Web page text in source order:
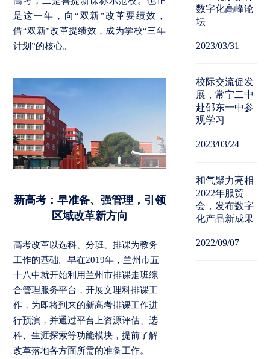
是这一年，向“双新”改革要绩效，
借“双新”改革提绩效，成为学校“三年
计划”的核心。
新高考：早准备、强管理，引领
区域改革新方向
高考改革以选科、分班、排课为教务
工作的基础。早在2019年，兰州市五
十八中就开始利用兰州市排课走班综
合管理服务平台，开展文理科排课工
作，为即将到来的新高考排课工作进
行预演，并通过平台上资源评估、选
科、生涯探索等功能模块，提前了解
改革落地各方面所需的准备工作。
数字化高峰论
坛
2023/03/31
校际交流促发
展，常宁二中
赴邵东一中参
观学习
2023/03/24
和气聚力亮相
2022年服贸
会，发布数字
化产品新成果
2022/09/07